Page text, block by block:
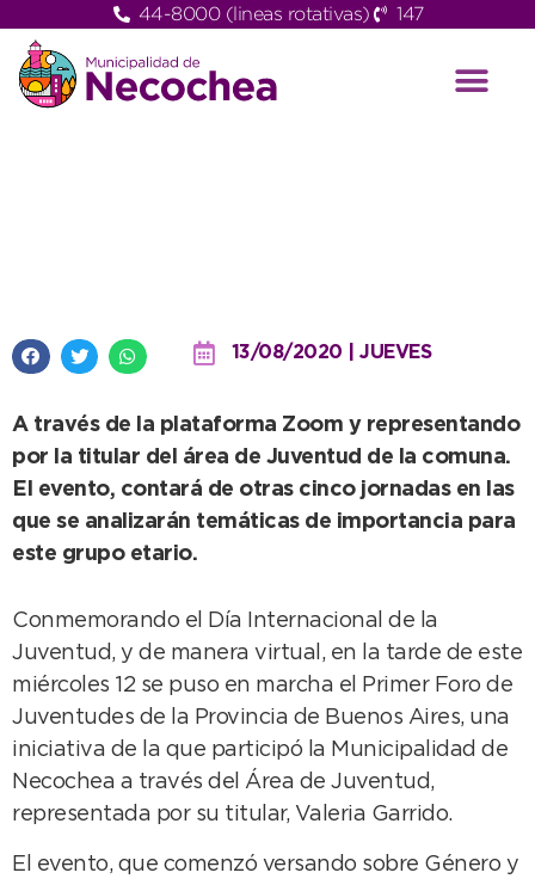
44-8000 (lineas rotativas) 147
13/08/2020 | JUEVES
A través de la plataforma Zoom y representando
por la titular del área de Juventud de la comuna.
El evento, contará de otras cinco jornadas en las
que se analizarán temáticas de importancia para
este grupo etario.
Conmemorando el Día Internacional de la
Juventud, y de manera virtual, en la tarde de este
miércoles 12 se puso en marcha el Primer Foro de
Juventudes de la Provincia de Buenos Aires, una
iniciativa de la que participó la Municipalidad de
Necochea a través del Área de Juventud,
representada por su titular, Valeria Garrido.
El evento, que comenzó versando sobre Género y